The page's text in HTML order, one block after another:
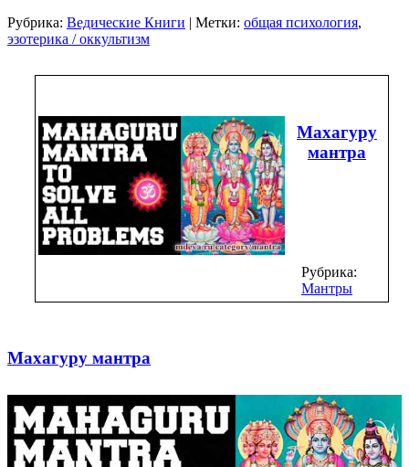
Рубрика: Ведические Книги | Метки: общая психология,
эзотерика / оккультизм
Махагуру
мантра
Рубрика:
Мантры
Махагуру мантра